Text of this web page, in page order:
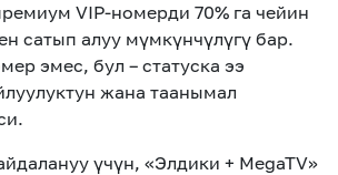
VIP-номерди 70% га чейин
сатып алуу мүмкүнчүлүгү бар.
эмес, бул – статуска ээ
жана таанымал
үчүн, «Элдики + MegaTV»